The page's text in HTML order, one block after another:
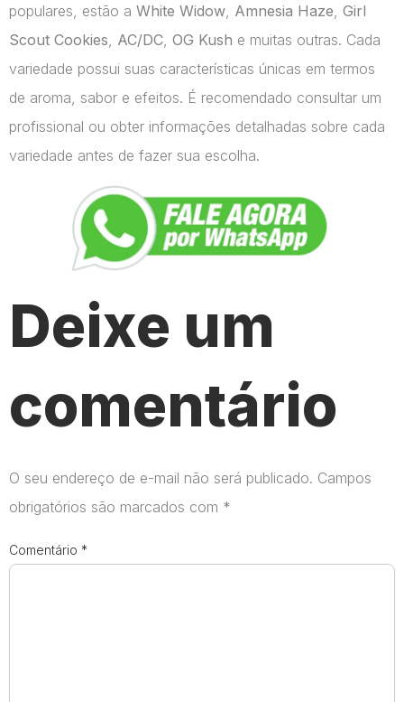
populares, estão a White Widow Amnesia Haze Girl
Scout Cookies AC/DC OG Kush e muitas outras. Cada
variedade possui suas características únicas em termos
de aroma, sabor e efeitos. É recomendado consultar um
profissional ou obter informações detalhadas sobre cada
variedade antes de fazer sua escolha.
Deixe um
comentário
O seu endereço de e-mail não será publicado. Campos
obrigatórios são marcados com *
Comentário *